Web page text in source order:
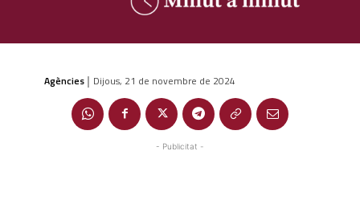
Agències | Dijous, 21 de novembre de 2024
- Publicitat -